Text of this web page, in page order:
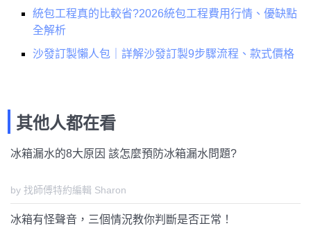
統包工程真的比較省?2026統包工程費用行情、優缺點
全解析
沙發訂製懶人包｜詳解沙發訂製9步驟流程、款式價格
其他人都在看
冰箱漏水的8大原因 該怎麼預防冰箱漏水問題?
by 找師傅特約編輯 Sharon
冰箱有怪聲音，三個情況教你判斷是否正常！